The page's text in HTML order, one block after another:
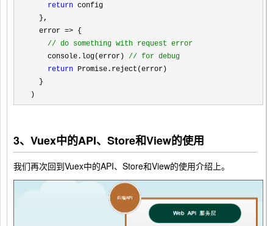
return config
  },
  error
=> {
// do something with request error
    console.log(error)
// for debug
return Promise.reject(error)
  }
)
3、Vuex中的API、Store和View的使用
我们再次回到Vuex中的API、Store和View的使用介绍上。